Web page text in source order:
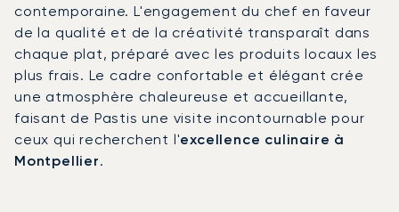
contemporaine. L'engagement du chef en faveur
de la qualité et de la créativité transparaît dans
chaque plat, préparé avec les produits locaux les
plus frais. Le cadre confortable et élégant crée
une atmosphère chaleureuse et accueillante,
faisant de Pastis une visite incontournable pour
ceux qui recherchent l'excellence culinaire à
Montpellier.